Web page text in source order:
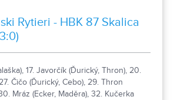
Rytieri - HBK 87 Skalica
17. Javorčík (Ďurický, Thron), 20.
Čičo (Ďurický, Cebo), 29. Thron
Mráz (Ecker, Maděra), 32. Kučerka